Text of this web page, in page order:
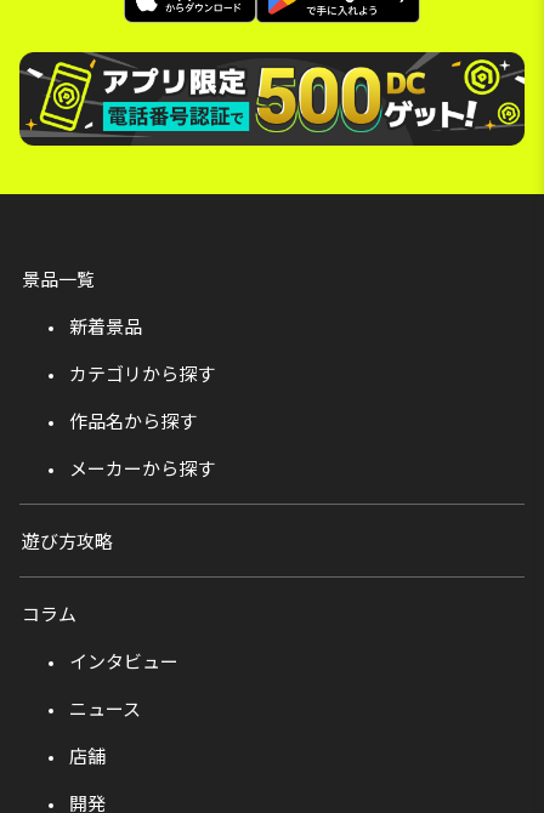
景品一覧
新着景品
カテゴリから探す
作品名から探す
メーカーから探す
遊び方攻略
コラム
インタビュー
ニュース
店舗
開発